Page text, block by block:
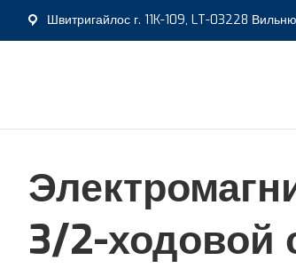
Швитригайлос г. 11K-109, LT-03228
3/2-ходовой